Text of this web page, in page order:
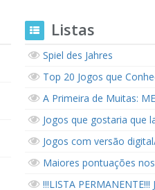
Listas
Spiel des Jahres
Top 20 Jogos que
A Primeira de Muitas:
Jogos que gostaria que
Jogos com versão
Maiores pontuações
!!!LISTA